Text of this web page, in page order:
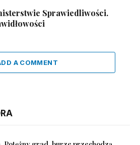
Sprawiedliwości.
A COMMENT